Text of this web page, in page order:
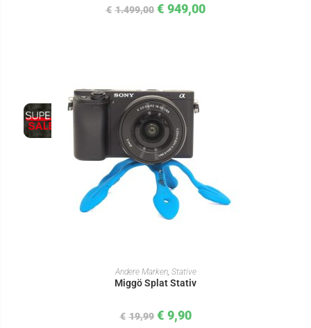
€ 1.499,00 € 949,00
IN DEN WARENKORB
Andere Marken, Stative
Miggö Splat Stativ
€ 19,99 € 9,90